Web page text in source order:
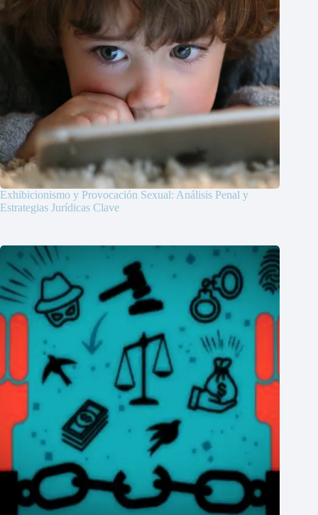
Exhibicionismo y Provocación Sexual: Análisis Penal y
Estrategias Jurídicas Clave